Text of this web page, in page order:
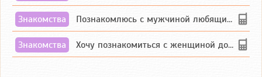
Знакомства Познакомлюсь с мужчиной любящим танцевать и петь на родном чувашском языке
Знакомства Хочу познакомиться с женщиной до 55 лет чувашской или русской национальности дл...